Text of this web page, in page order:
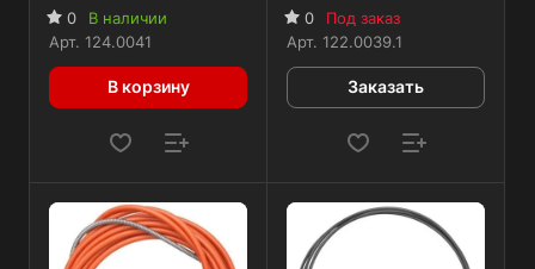
1,6 мм), 3 м
0
В наличии
Арт. 124.0041
В корзину
5 м
0
Под заказ
Арт. 122.0039.1
Заказать